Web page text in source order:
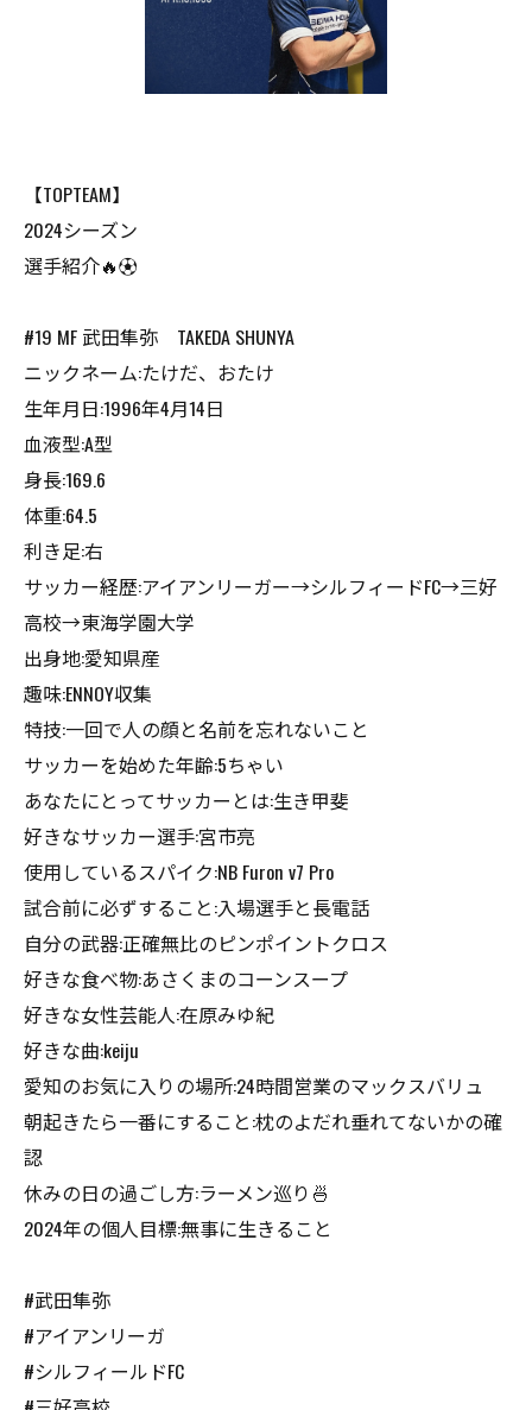
【TOPTEAM】
2024シーズン
選手紹介🔥⚽️
#19 MF 武田隼弥 TAKEDA SHUNYA
ニックネーム:たけだ、おたけ
生年月日:1996年4月14日
血液型:A型
身長:169.6
体重:64.5
利き足:右
サッカー経歴:アイアンリーガー→シルフィードFC→三好
高校→東海学園大学
出身地:愛知県産
趣味:ENNOY収集
特技:一回で人の顔と名前を忘れないこと
サッカーを始めた年齢:5ちゃい
あなたにとってサッカーとは:生き甲斐
好きなサッカー選手:宮市亮
使用しているスパイク:NB Furon v7 Pro
試合前に必ずすること:入場選手と長電話
自分の武器:正確無比のピンポイントクロス
好きな食べ物:あさくまのコーンスープ
好きな女性芸能人:在原みゆ紀
好きな曲:keiju
愛知のお気に入りの場所:24時間営業のマックスバリュ
朝起きたら一番にすること:枕のよだれ垂れてないかの確
認
休みの日の過ごし方:ラーメン巡り🍜
2024年の個人目標:無事に生きること
#武田隼弥
#アイアンリーガ
#シルフィールドFC